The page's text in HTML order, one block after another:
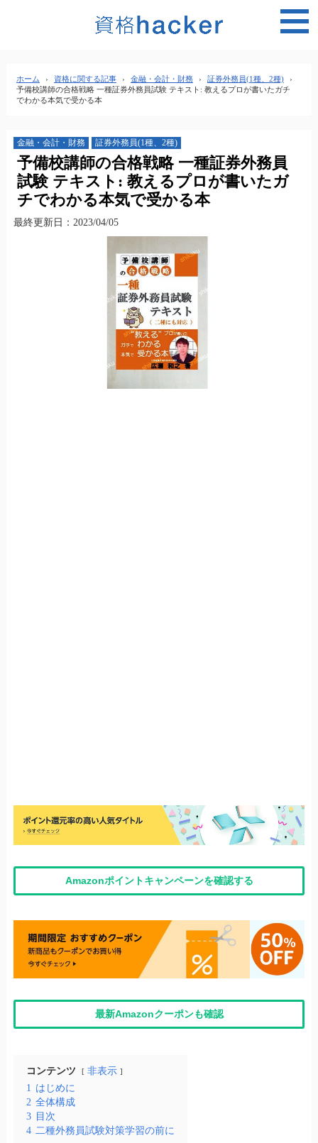
ホーム › 資格に関する記事 › 金融・会計・財務 › 証券外務員(1種、2種)
›
予備校講師の合格戦略 一種証券外務員試験 テキスト: 教えるプロが書いたガチ
でわかる本気で受かる本
金融・会計・財務 証券外務員(1種、2種)
予備校講師の合格戦略 一種証券外務員
試験 テキスト: 教えるプロが書いたガ
チでわかる本気で受かる本
最終更新日：2023/04/05
Amazonポイントキャンペーンを確認する
最新Amazonクーポンも確認
コンテンツ
非表示
1 はじめに
2 全体構成
3 目次
4 二種外務員試験対策学習の前に